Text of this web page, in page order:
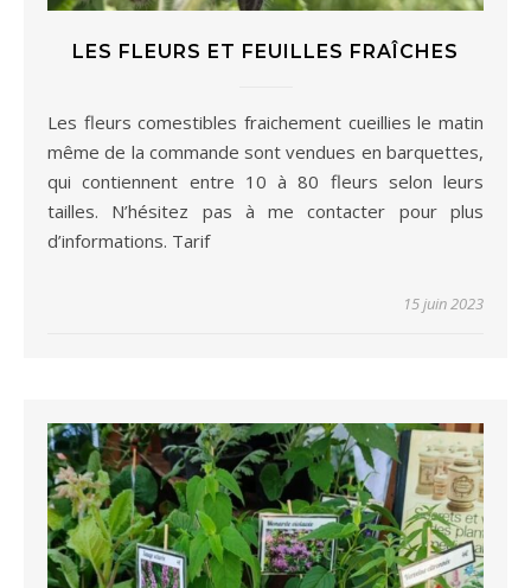
LES FLEURS ET FEUILLES FRAÎCHES
Les fleurs comestibles fraichement cueillies le matin
même de la commande sont vendues en barquettes,
qui contiennent entre 10 à 80 fleurs selon leurs
tailles. N’hésitez pas à me contacter pour plus
d’informations. Tarif
15 juin 2023